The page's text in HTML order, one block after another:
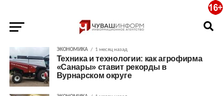
ЭКОНОМИКА 1 месяц назад
Техника и технологии: как агрофирма
«Санары» ставит рекорды в
Вурнарском округе